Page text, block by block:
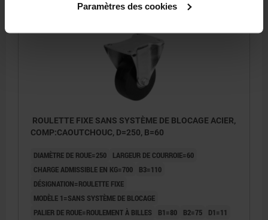
Paramètres des cookies
ROULETTE FIXE SANS SYSTÈME DE BLOCAGE ACIER,
COMP:CAOUTCHOUC, D=250, B=60
DIAMÈTRE DE ROUE=250
LARGEUR DE COURROIE=60
CHARGE ADMISSIBLE EN KG=700
B3=110
DÉSIGNATION=ROULETTE FIXE
MODÈLE 1=SANS SYSTÈME DE BLOCAGE
PALIER DE ROUE=ROULEMENT À BILLES
B1=80 B2=75
D1=11